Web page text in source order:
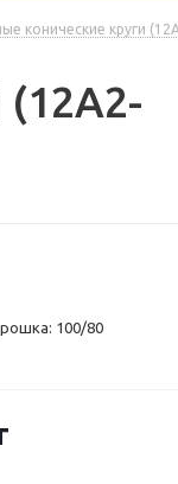
конические круги
100/80